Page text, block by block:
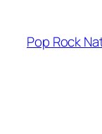
content
Pop Rock